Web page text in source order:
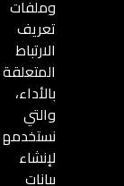
وملفات
تعريف
الارتباط
المتعلقة
بالأداء،
والتي
نستخدمها
لإنشاء
بيانات